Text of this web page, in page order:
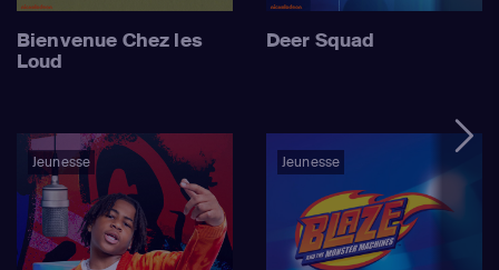
Bienvenue Chez les
Loud
Deer Squad
Jeunesse Jeunesse